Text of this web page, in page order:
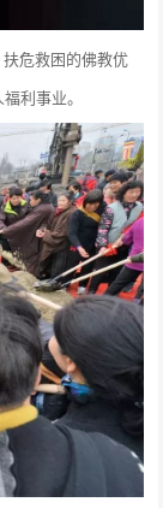
危救困的佛教优
利事业。